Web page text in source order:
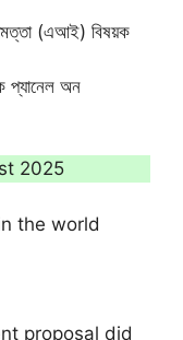
(এআই) বিষয়ক
প্যানেল অন
2025
the world
proposal did